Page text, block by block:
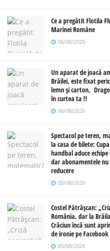
Ce a pregătit Flotila
Marinei Române
06/08/2026
Un aparat de joacă
Brăilei, este fixat
lemn și carton,
în curtea ta !!
06/08/2026
Spectacol pe teren,
la casa de bilete:
handbal aduce
dar abonamentele
reducere
05/08/2026
Costel Pătrășcan:
România, dar la
Crăciun încă sunt
de ironie pe Facebook
05/08/2026